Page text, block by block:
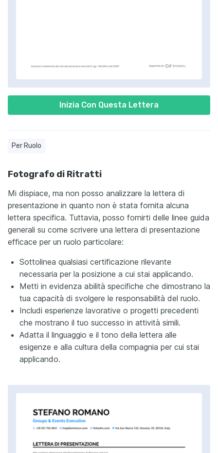
Inizia Con Questa Lettera
Per Ruolo
Fotografo di Ritratti
Mi dispiace, ma non posso analizzare la lettera di
presentazione in quanto non è stata fornita alcuna
lettera specifica. Tuttavia, posso fornirti delle linee guida
generali su come scrivere una lettera di presentazione
efficace per un ruolo particolare:
Sottolinea qualsiasi certificazione rilevante
necessaria per la posizione a cui stai applicando.
Metti in evidenza abilità specifiche che dimostrano la
tua capacità di svolgere le responsabilità del ruolo.
Includi esperienze lavorative o progetti precedenti
che mostrano il tuo successo in attività simili.
Adatta il linguaggio e il tono della lettera alle
esigenze e alla cultura della compagnia per cui stai
applicando.